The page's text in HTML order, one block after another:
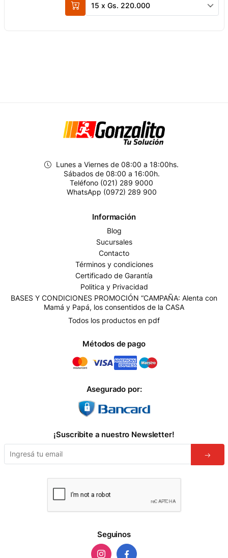
15 x Gs. 220.000
Lunes a Viernes de 08:00 a 18:00hs.
Sábados de 08:00 a 16:00h.
Teléfono (021) 289 9000
WhatsApp (0972) 289 900
Información
Blog
Sucursales
Contacto
Términos y condiciones
Certificado de Garantía
Politica y Privacidad
BASES Y CONDICIONES PROMOCIÓN “CAMPAÑA: Alenta con
Mamá y Papá, los consentidos de la CASA
Todos los productos en pdf
Métodos de pago
Asegurado por:
¡Suscribite a nuestro Newsletter!
Seguinos